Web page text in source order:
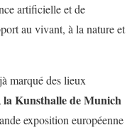
artificielle et de
au vivant, à la nature et
marqué des lieux
Kunsthalle de Munich
exposition européenne